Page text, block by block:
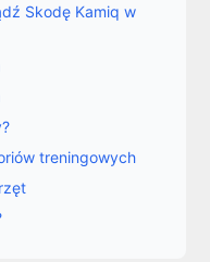
Skodę Kamiq w
treningowych